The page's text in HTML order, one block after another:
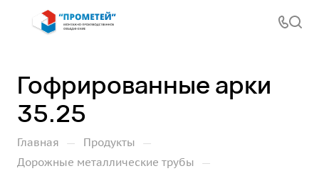
Гофрированные арки
35.25
Главная — Продукты —
Дорожные металлические трубы —